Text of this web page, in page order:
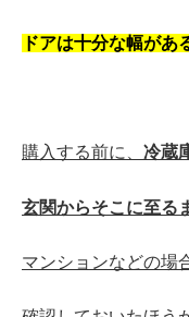
ドアは十分な幅があ
購入する前に、 冷蔵
玄関からそこに至る
マンションなどの場